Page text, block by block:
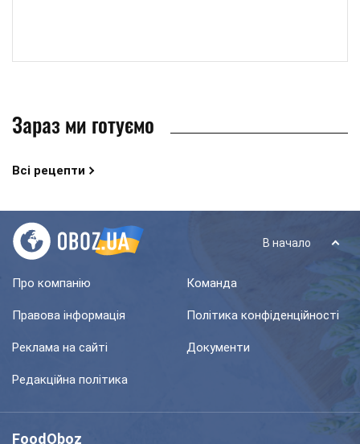
Зараз ми готуємо
Всі рецепти
В начало
Про компанію Команда
Правова інформація Політика конфіденційності
Реклама на сайті Документи
Редакційна політика
FoodOboz